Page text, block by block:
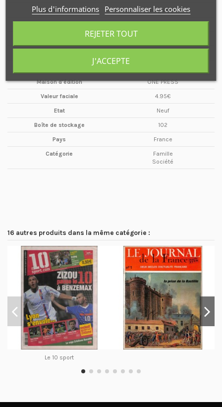
Type de média Magazine
Maison d'édition ONE PRESS
Valeur faciale 4.95€
Etat Neuf
Boîte de stockage 102
Pays France
Catégorie
Famille
Société
16 autres produits dans la même catégorie :
Le 10 sport
Plus d'informations Personnaliser les cookies
REJETER TOUT
J'ACCEPTE